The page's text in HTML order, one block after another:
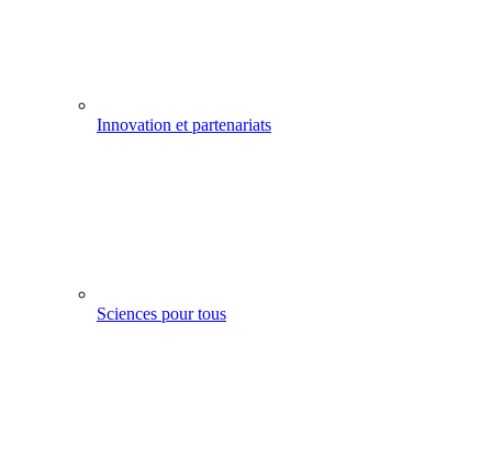
Innovation et partenariats
Sciences pour tous